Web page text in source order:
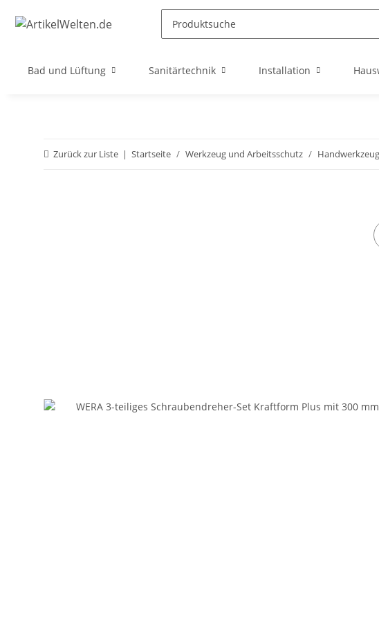
Bad und Lüftung Sanitärtechnik Installation
Zurück zur Liste Startseite Werkzeug und Arbeitsschutz